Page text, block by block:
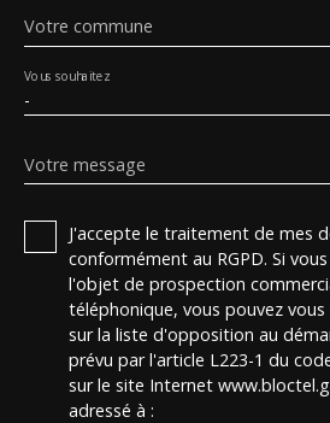
Votre commune
-
Vous souhaitez
Votre message
J'accepte le traitement de mes
conformément au RGPD. Si
l'objet de prospection
téléphonique, vous pouvez
sur la liste d'opposition au
prévu par l'article L223-1 du
sur le site Internet
adressé à :